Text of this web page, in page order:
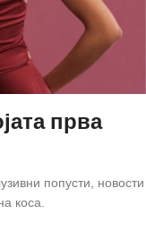
прва
попусти, новости
коса.